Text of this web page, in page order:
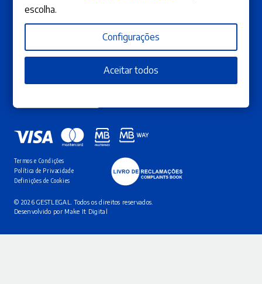
A Editora
Subscreva a nossa newsletter
Garanta que não perde as novas edições, campanhas e promoções que temos para
Termos e Condições
Política de Privacidade
Definições de Cookies
© 2026 GESTLEGAL. Todos os direitos reservados.
Desenvolvido por Make It Digital
escolha.
Configurações
Aceitar todos